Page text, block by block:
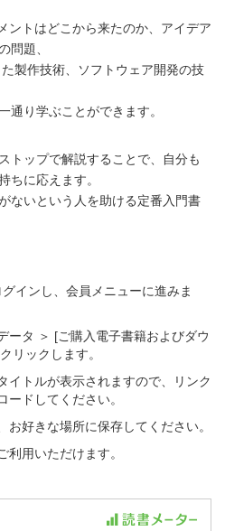
ントはどこから来たのか、アイデア
問題、
製作技術、ソフトウェア開発の技
通り学ぶことができます。
トップで解説することで、自分も
ちに応えます。
ないという人を助ける定番入門書
インし、会員メニューに進みま
ータ ＞ [ご購入電子書籍およびダウ
リックします。
イトルが表示されますので、リンク
ードしてください。
お好きな場所に保存してください。
利用いただけます。